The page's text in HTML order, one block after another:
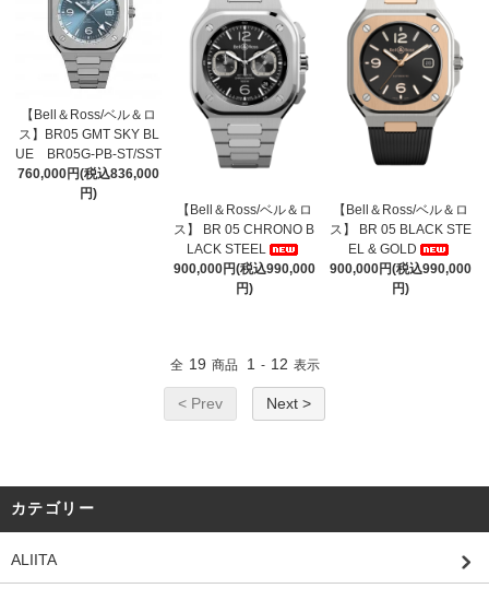
【Bell＆Ross/ベル＆ロ
ス】BR05 GMT SKY BL
UE BR05G-PB-ST/SST
760,000円(税込836,000
円)
【Bell＆Ross/ベル＆ロ
ス】 BR 05 CHRONO B
LACK STEEL
900,000円(税込990,000
円)
【Bell＆Ross/ベル＆ロ
ス】 BR 05 BLACK STE
EL & GOLD
900,000円(税込990,000
円)
全 19 商品 1 - 12 表示
< Prev Next >
カテゴリー
ALIITA